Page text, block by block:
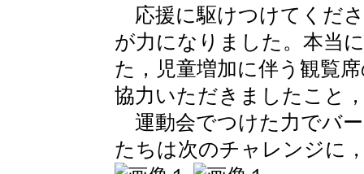
応援に駆けつけてくだ
が力になりました。本当
た，児童増加に伴う観覧
協力いただきましたこと
運動会でつけた力でバ
たちは次のチャレンジに